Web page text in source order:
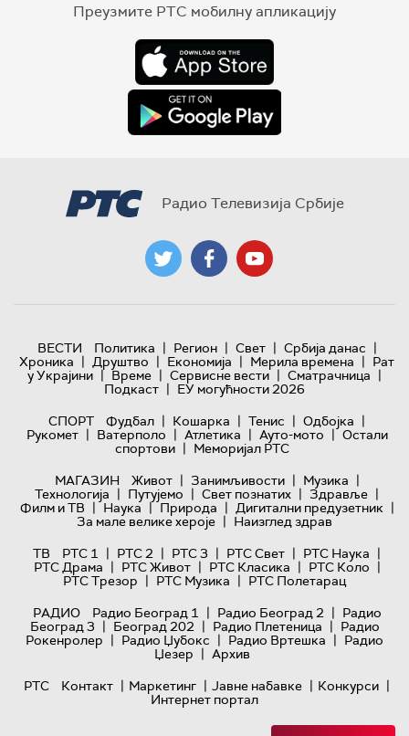
Преузмите РТС мобилну апликацију
Радио Телевизија Србије
ВЕСТИ Политика | Регион | Свет | Србија данас |
Хроника | Друштво | Економија | Мерила времена | Рат
у Украјини | Време | Сервисне вести | Сматрачница |
Подкаст | ЕУ могућности 2026
СПОРТ
Фудбал | Кошарка | Тенис | Одбојка |
Рукомет | Ватерполо | Атлетика | Ауто-мото | Остали
спортови | Меморијал РТС
МАГАЗИН
Живот | Занимљивости | Музика |
Технологијa | Путујемо | Свет познатих | Здравље |
Филм и ТВ | Наука | Природа | Дигитални предузетник |
За мале велике хероје | Наизглед здрав
ТВ
РТС 1 | РТС 2 | РТС 3 | РТС Свет | РТС Наука |
РТС Драма | РТС Живот | РТС Класика | РТС Коло |
РТС Трезор | РТС Музика | РТС Полетарац
РАДИО
Радио Београд 1 | Радио Београд 2 | Радио
Београд 3 | Београд 202 | Радио Плетеница | Радио
Рокенролер | Радио Џубокс | Радио Вртешка | Радио
Џезер | Архив
РТС
Контакт | Маркетинг | Јавне набавке | Конкурси |
Интернет портал